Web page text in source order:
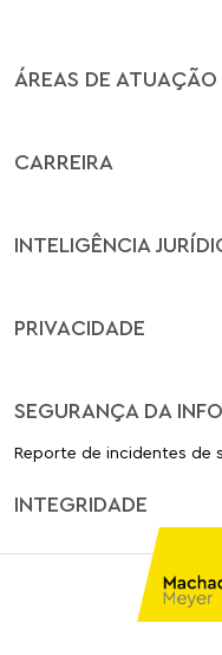
ÁREAS DE ATUAÇÃO
CARREIRA
INTELIGÊNCIA
PRIVACIDADE
SEGURANÇA DA
Reporte de incidentes de
INTEGRIDADE